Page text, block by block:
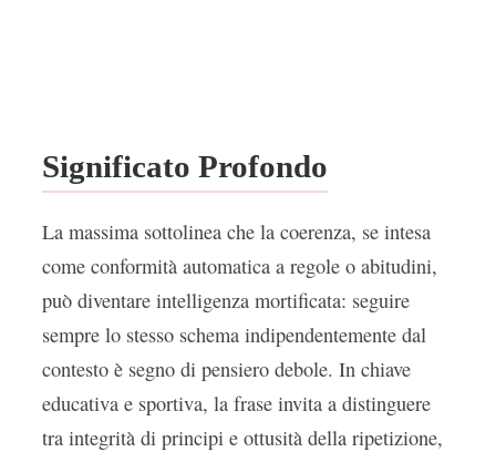
Significato Profondo
La massima sottolinea che la coerenza, se intesa
come conformità automatica a regole o abitudini,
può diventare intelligenza mortificata: seguire
sempre lo stesso schema indipendentemente dal
contesto è segno di pensiero debole. In chiave
educativa e sportiva, la frase invita a distinguere
tra integrità di principi e ottusità della ripetizione,